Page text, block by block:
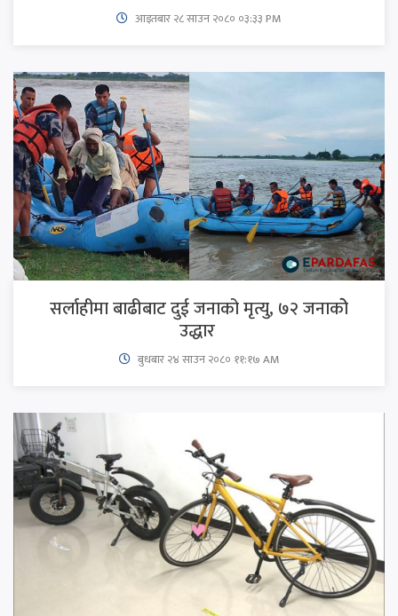
आइतबार​ २८ साउन २०८० ०३:३३ PM
सर्लाहीमा बाढीबाट दुई जनाको मृत्यु, ७२ जनाकोे
उद्धार
बुधबार २४ साउन २०८० ११:१७ AM